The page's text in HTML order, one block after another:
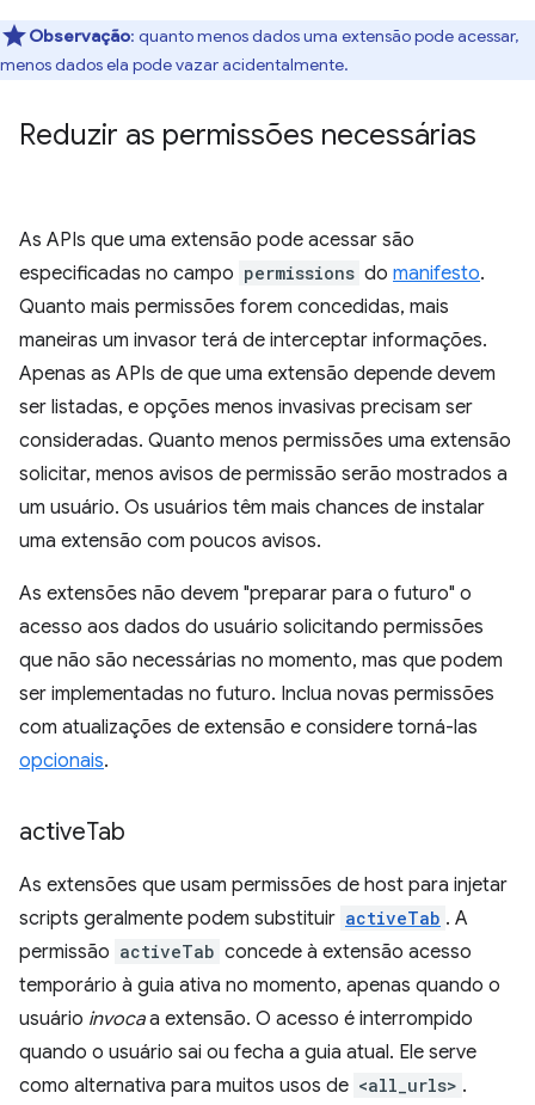
Observação: quanto menos dados uma extensão pode acessar,
menos dados ela pode vazar acidentalmente.
Reduzir as permissões necessárias
As APIs que uma extensão pode acessar são
especificadas no campo permissions do manifesto.
Quanto mais permissões forem concedidas, mais
maneiras um invasor terá de interceptar informações.
Apenas as APIs de que uma extensão depende devem
ser listadas, e opções menos invasivas precisam ser
consideradas. Quanto menos permissões uma extensão
solicitar, menos avisos de permissão serão mostrados a
um usuário. Os usuários têm mais chances de instalar
uma extensão com poucos avisos.
As extensões não devem "preparar para o futuro" o
acesso aos dados do usuário solicitando permissões
que não são necessárias no momento, mas que podem
ser implementadas no futuro. Inclua novas permissões
com atualizações de extensão e considere torná-las
opcionais.
activeTab
As extensões que usam permissões de host para injetar
scripts geralmente podem substituir activeTab . A
permissão activeTab concede à extensão acesso
temporário à guia ativa no momento, apenas quando o
usuário invocaa extensão. O acesso é interrompido
quando o usuário sai ou fecha a guia atual. Ele serve
como alternativa para muitos usos de <all_urls> .